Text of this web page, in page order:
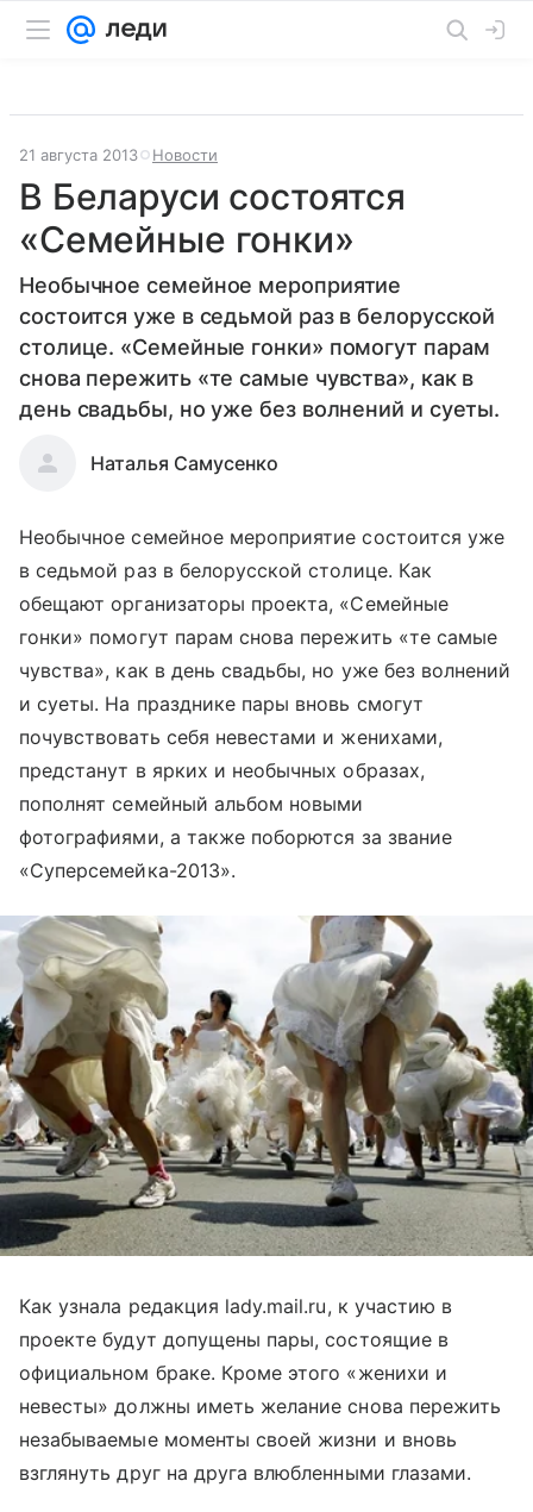
21 августа 2013 Новости
В Беларуси состоятся
«Семейные гонки»
Необычное семейное мероприятие
состоится уже в седьмой раз в белорусской
столице. «Семейные гонки» помогут парам
снова пережить «те самые чувства», как в
день свадьбы, но уже без волнений и суеты.
Наталья Самусенко
Необычное семейное мероприятие состоится уже
в седьмой раз в белорусской столице. Как
обещают организаторы проекта, «Семейные
гонки» помогут парам снова пережить «те самые
чувства», как в день свадьбы, но уже без волнений
и суеты. На празднике пары вновь смогут
почувствовать себя невестами и женихами,
предстанут в ярких и необычных образах,
пополнят семейный альбом новыми
фотографиями, а также поборются за звание
«Суперсемейка-2013».
Как узнала редакция lady.mail.ru, к участию в
проекте будут допущены пары, состоящие в
официальном браке. Кроме этого «женихи и
невесты» должны иметь желание снова пережить
незабываемые моменты своей жизни и вновь
взглянуть друг на друга влюбленными глазами.